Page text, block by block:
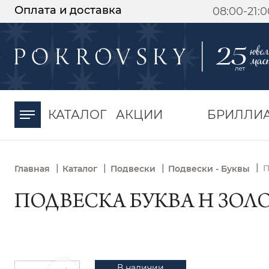
Оплата и доставка 08:00-
КАТАЛОГ АКЦИИ
Главная | Каталог | Подвески | Подвески - Буквы
ПОДВЕСКА БУКВА Н
-30%
момента оплаты